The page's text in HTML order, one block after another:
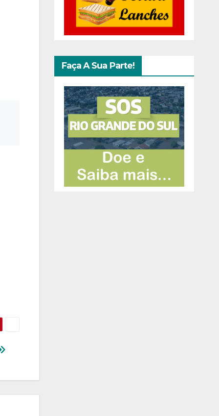
Faça A Sua Parte!